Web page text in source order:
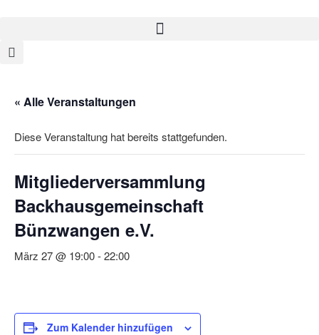
« Alle Veranstaltungen
Diese Veranstaltung hat bereits stattgefunden.
Mitgliederversammlung
Backhausgemeinschaft
Bünzwangen e.V.
März 27 @ 19:00-22:00
Zum Kalender hinzufügen